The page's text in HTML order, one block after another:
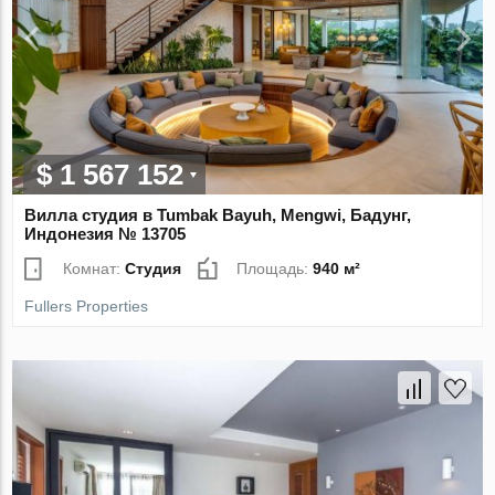
$ 1 567 152
Вилла студия в Tumbak Bayuh, Mengwi, Бадунг,
Индонезия № 13705
Комнат:Студия Площадь:940 м²
Fullers Properties